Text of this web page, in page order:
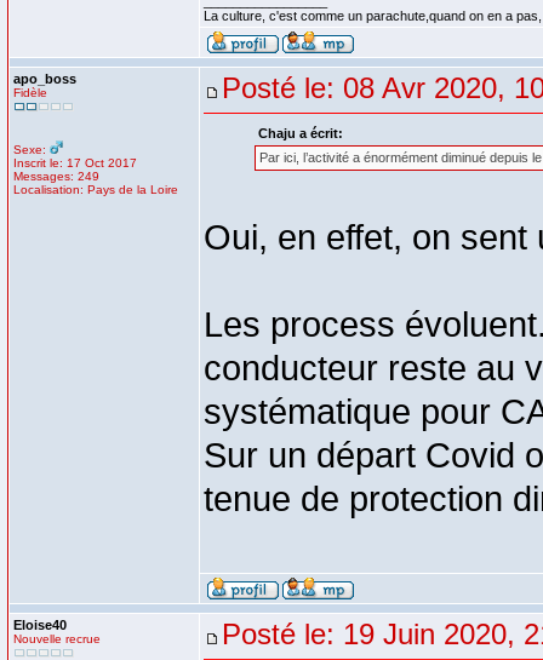
La culture, c'est comme un parachute,quand on en a
apo_boss
Fidèle
Sexe:
Inscrit le: 17 Oct 2017
Messages: 249
Localisation: Pays de la Loire
Posté le: 08 Avr 2020,
Chaju a écrit:
Par ici, l’activité a énormément diminué depuis
Oui, en effet, on
Les process
conducteur reste au
systématique pour
Sur un départ Covid
tenue de protection
Eloise40
Nouvelle recrue Posté le: 19 Juin 2020,